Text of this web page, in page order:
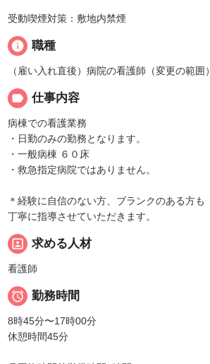
受動喫煙対策：敷地内禁煙
info 職種
（雇い入れ直後）病院の看護師（変更の範囲
label 仕事内容
病棟での看護業務
・日勤のみの勤務となります。
・一般病棟 ６０床
・救急指定病院ではありません。
＊経験に自信のない方、ブランクのある方も
丁寧に指導させていただきます。
portrait 求める人材
看護師
 勤務時間
8時45分〜17時00分
休憩時間45分